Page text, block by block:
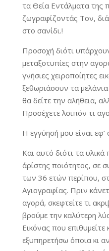
τα Θεία Εντάλματα της
ζωγραφίζοντάς Τον,
στο σανίδι.!
Προσοχή διότι
μεταξοτυπίες στην
γνήσιες χειροποίητες
ξεθωριάσουν τα
θα δείτε την αλήθεια,
Προσέχετε λοιπόν τι
Η εγγύησή μου είναι
Και αυτό διότι τα υλικά
άρίστης ποιότητος, σε
των 36 ετών περίπου,
Αγιογραφίας. Πριν
αγορά, σκεφτείτε τι
βρούμε την καλύτερη
Εικόνας που
εξυπηρετήσω όποια κι